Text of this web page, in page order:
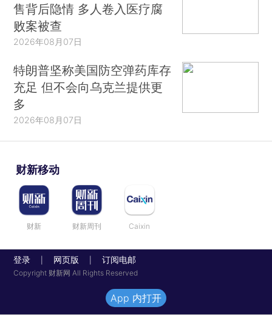
售背后隐情 多人卷入医疗腐
败案被查
2026年08月07日
特朗普坚称美国防空弹药库存
充足 但不会向乌克兰提供更
多
2026年08月07日
财新移动
财新 财新周刊 Caixin
登录 网页版 订阅电邮
Copyright 财新网 All Rights Reserved
App 内打开